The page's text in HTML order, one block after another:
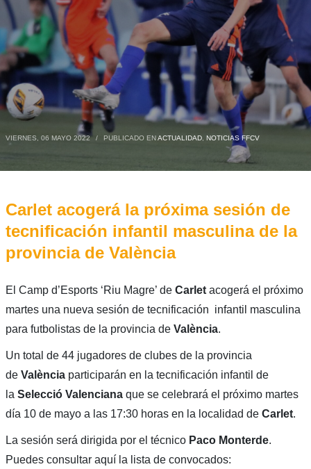
VIERNES, 06 MAYO 2022 / PUBLICADO ENACTUALIDAD, NOTICIAS FFCV
Carlet acogerá la próxima sesión de
tecnificación infantil masculina de la
provincia de València
El Camp d’Esports ‘Riu Magre’ de Carlet acogerá el próximo
martes una nueva sesión de tecnificación infantil masculina
para futbolistas de la provincia de València.
Un total de 44 jugadores de clubes de la provincia
de Valènciaparticiparán en la tecnificación infantil de
la Selecció Valencianaque se celebrará el próximo martes
día 10 de mayo a las 17:30 horas en la localidad de Carlet.
La sesión será dirigida por el técnico Paco Monterde.
Puedes consultar aquí la lista de convocados: